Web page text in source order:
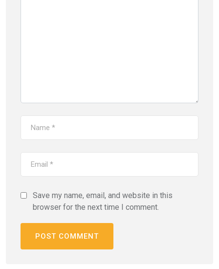
Save my name, email, and website in this
browser for the next time I comment.